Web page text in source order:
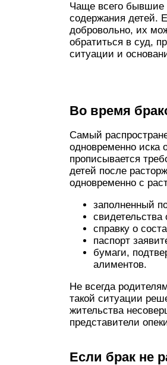
Чаще всего бывшие
содержания детей.
добровольно, их
обратиться в суд,
ситуации и
Во время
Самый
одновременно иска
прописывается
детей после
одновременно с
заполненный
справку о
паспорт
бумаги,
алиментов.
Не всегда
такой ситуации
жительства
представители
Если брак не